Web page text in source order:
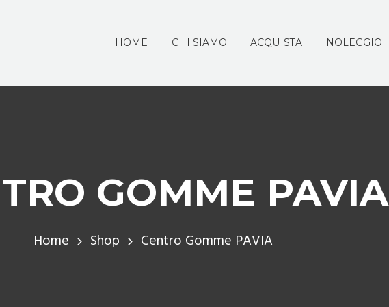
HOME CHI SIAMO ACQUISTA NOLEGGIO
GOMME PAVIA
Home Shop Centro Gomme PAVIA